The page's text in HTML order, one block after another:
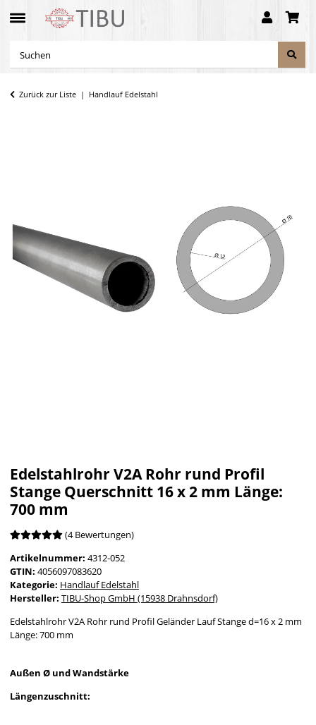
Zurück zur Liste Handlauf Edelstahl
Edelstahlrohr V2A Rohr rund Profil
Stange Querschnitt 16 x 2 mm Länge:
700 mm
(4 Bewertungen)
Artikelnummer: 4312-052
GTIN: 4056097083620
Kategorie: Handlauf Edelstahl
Hersteller: TIBU-Shop GmbH (15938 Drahnsdorf)
Edelstahlrohr V2A Rohr rund Profil Geländer Lauf Stange d=16 x 2 mm
Länge: 700 mm
Außen Ø und Wandstärke
Längenzuschnitt: